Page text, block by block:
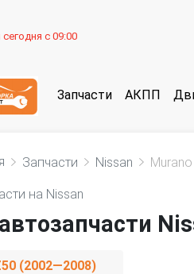
с 09:00
Запчасти АКПП
Запчасти Nissan Murano
на Nissan
(2002—2008)